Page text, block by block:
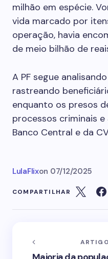
milhão em espécie.
vida marcado por
operação, havia
de meio bilhão de
A PF segue
rastreando
enquanto os presos
processos criminais
Banco Central e da
LulaFlixon 07/12/2025
COMPARTILHAR